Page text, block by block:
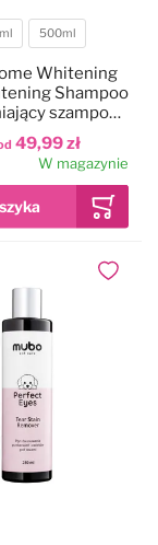
500ml
49,99 zł
Whitening
Shampoo
szampon
psów, do białej
sierści
W magazynie
Dodaj